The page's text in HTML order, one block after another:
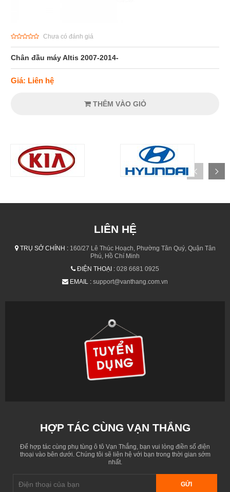
Chưa có đánh giá
Chân đầu máy Altis 2007-2014-
Giá: Liên hệ
THÊM VÀO GIỎ
LIÊN HỆ
TRỤ SỞ CHÍNH :160/27 Lê Thúc Hoạch, Phường Tân Quý, Quận Tân
Phú, Hồ Chí Minh
ĐIỆN THOẠI : 028 6681 0925
EMAIL : support@vanthang.com.vn
HỢP TÁC CÙNG VẠN THẮNG
Để hợp tác cùng phụ tùng ô tô Vạn Thắng, bạn vui lòng điền số điện
thoại vào bên dưới. Chúng tôi sẽ liên hệ với bạn trong thời gian sớm
nhất.
GỬI